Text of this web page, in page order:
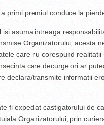
primi premiul conduce la
isi asuma intreaga
Organizatorului, acesta
care nu corespund
care decurge ori ar
declara/transmite informatii
fi expediat castigatorului de
Organizatorului, prin